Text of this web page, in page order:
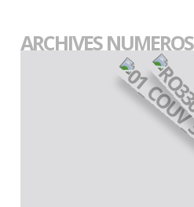
ARCHIVES NUMEROS